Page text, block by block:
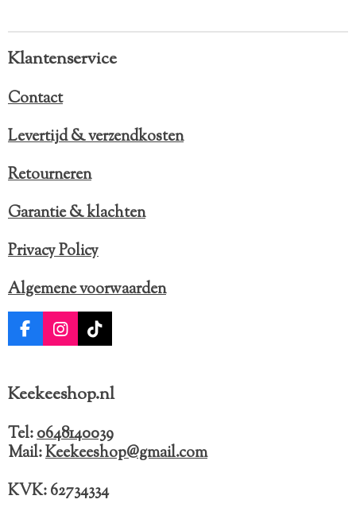
Klantenservice
Contact
Levertijd & verzendkosten
Retourneren
Garantie & klachten
Privacy Policy
Algemene voorwaarden
F
b
o
k
I
a
r
a
m
T
o
Keekeeshop.nl
Tel:0648140039
Mail:Keekeeshop@gmail.com
KVK: 62734334